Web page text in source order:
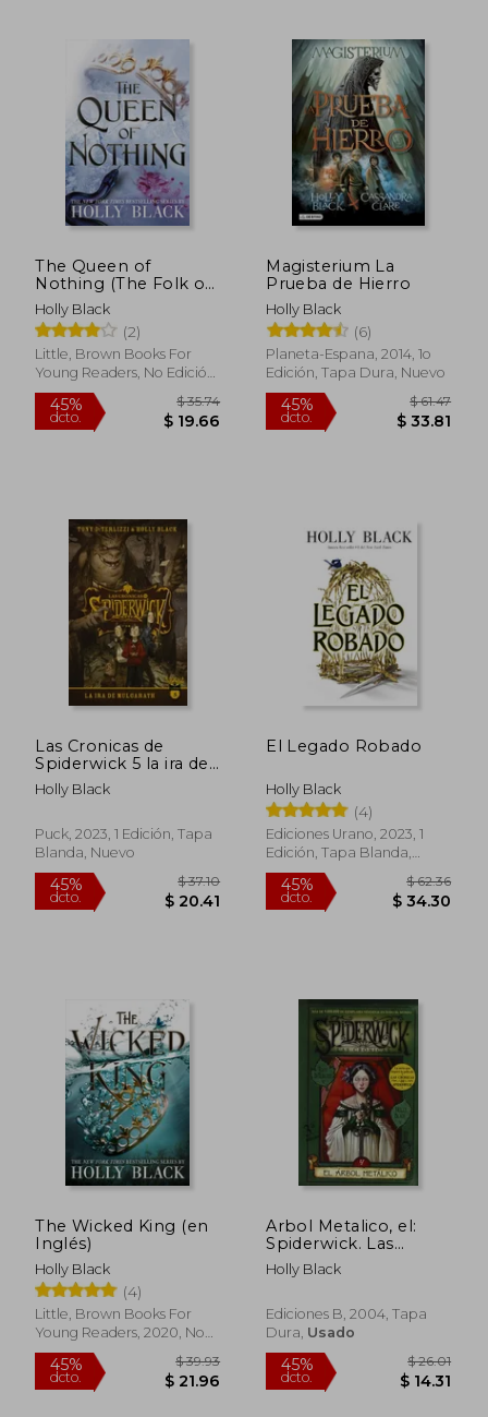
dcto. $ 22.57
45%
dcto.
45%
dcto. $ 23.45
40%
dcto.
$ 24.70
45%
dcto.
The Queen of
Nothing (The Folk of
the air (3)) (en Inglés)
Holly Black
(2)
Little, Brown Books For
Young Readers, No Edición,
Tapa Blanda, Nuevo
Magisterium La
Prueba de Hierro
Holly Black
(6)
Planeta-Espana, 2014, 1o
Edición, Tapa Dura, Nuevo
Las Cronicas de
Spiderwick 5 la ira de
Mulgarath
Holly Black
Puck, 2023, 1 Edición, Tapa
Blanda, Nuevo
El Legado Robado
Holly Black
(4)
Ediciones Urano, 2023, 1
Edición, Tapa Blanda,
Nuevo
The Wicked King (en
Inglés)
Holly Black
(4)
Little, Brown Books For
Young Readers, 2020, No
Edición, Tapa Blanda,
Nuevo
Arbol Metalico, el:
Spiderwick. Las
Cronicas (Volumen iv)
(Escritura Desatada)
Holly Black
Ediciones B, 2004, Tapa
Dura, Usado